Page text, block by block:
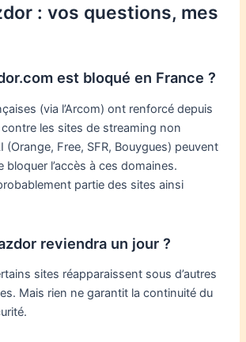
: vos questions, mes
est bloqué en France ?
(via l’Arcom) ont renforcé depuis
les sites de streaming non
(Orange, Free, SFR, Bouygues) peuvent
l’accès à ces domaines.
partie des sites ainsi
reviendra un jour ?
sites réapparaissent sous d’autres
Mais rien ne garantit la continuité du